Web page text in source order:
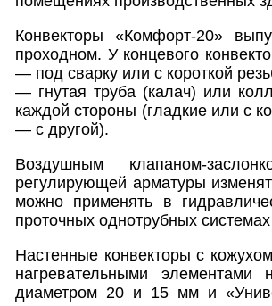
Конвекторы «Комфорт-20»
проходном. У концевого
— под сварку или с короткой
— гнутая труба (калач) или
каждой стороны (гладкие или с
— с другой).
Воздушным клапаном-
регулирующей арматуры
можно применять в
проточных однотрубных
Настенные конвекторы с
нагревательными
диаметром 20 и 15 мм и